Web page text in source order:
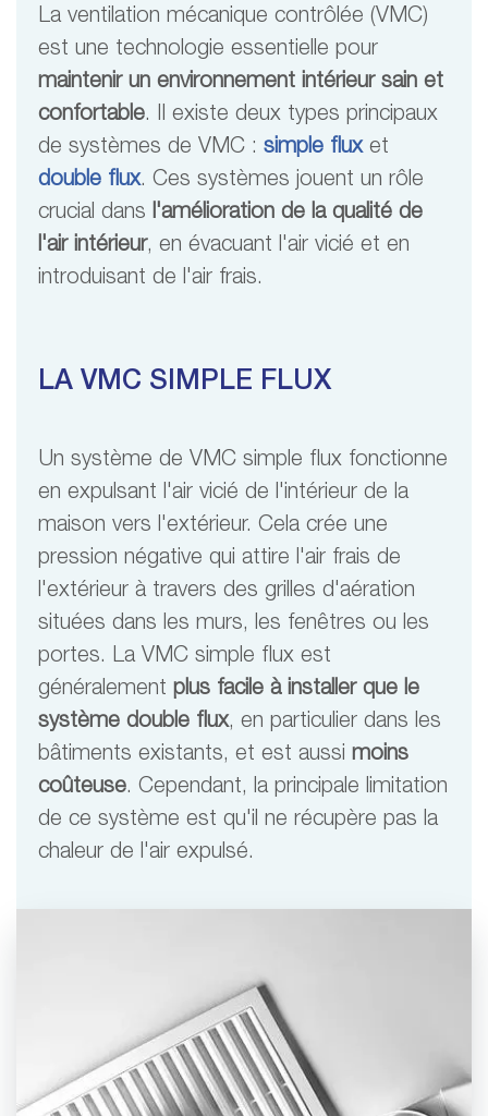
La ventilation mécanique contrôlée (VMC)
est une technologie essentielle pour
maintenir un environnement intérieur sain et
confortable. Il existe deux types principaux
de systèmes de VMC : simple fluxet
double flux. Ces systèmes jouent un rôle
crucial dans l'amélioration de la qualité de
l'air intérieur, en évacuant l'air vicié et en
introduisant de l'air frais.
LA VMC SIMPLE FLUX
Un système de VMC simple flux fonctionne
en expulsant l'air vicié de l'intérieur de la
maison vers l'extérieur. Cela crée une
pression négative qui attire l'air frais de
l'extérieur à travers des grilles d'aération
situées dans les murs, les fenêtres ou les
portes. La VMC simple flux est
généralement plus facile à installer que le
système double flux, en particulier dans les
bâtiments existants, et est aussi moins
coûteuse. Cependant, la principale limitation
de ce système est qu'il ne récupère pas la
chaleur de l'air expulsé.